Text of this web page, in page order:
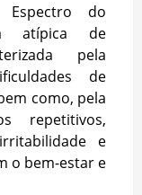
Espectro do
atípica de
pela
de
como, pela
repetitivos,
e
o bem-estar e